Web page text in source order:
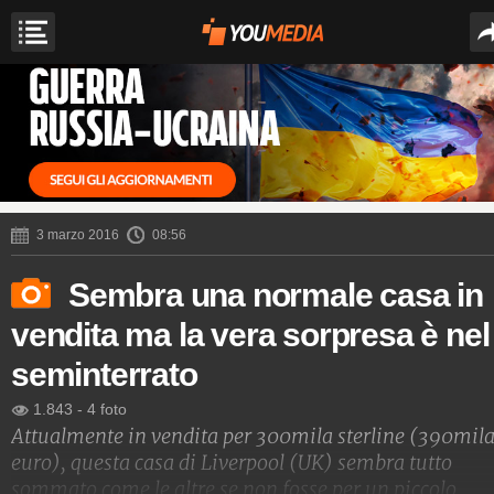
3 marzo 2016 08:56
Sembra una normale casa in
vendita ma la vera sorpresa è nel
seminterrato
1.843 - 4 foto
Attualmente in vendita per 300mila sterline (390mila
euro), questa casa di Liverpool (UK) sembra tutto
sommato come le altre se non fosse per un piccolo